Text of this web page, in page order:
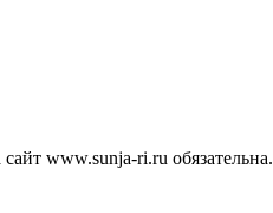
www.sunja-ri.ru обязательна.